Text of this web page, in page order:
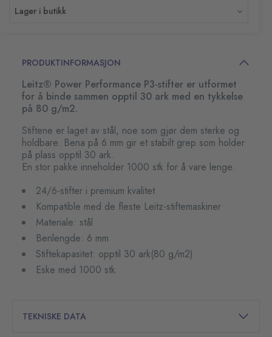
Lager i butikk
PRODUKTINFORMASJON
Leitz® Power Performance P3-stifter er utformet
for å binde sammen opptil 30 ark med en tykkelse
på 80 g/m2.
Stiftene er laget av stål, noe som gjør dem sterke og
holdbare. Bena på 6 mm gir et stabilt grep som holder
på plass opptil 30 ark.
En stor pakke inneholder 1000 stk for å vare lenge.
24/6-stifter i premium kvalitet
Kompatible med de fleste Leitz-stiftemaskiner
Materiale: stål
Benlengde: 6 mm
Stiftekapasitet: opptil 30 ark(80 g/m2)
Eske med 1000 stk
TEKNISKE DATA